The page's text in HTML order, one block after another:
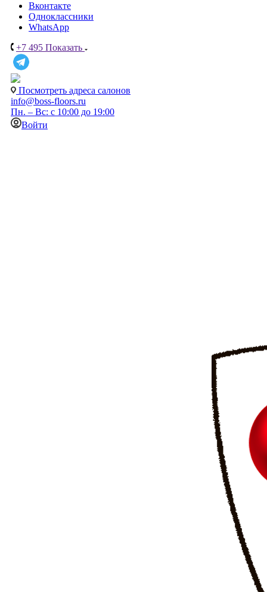
Вконтакте
Одноклассники
WhatsApp
+7 495 Показать
Посмотреть адреса салонов
info@boss-floors.ru
Пн. – Вс: с 10:00 до 19:00
Войти